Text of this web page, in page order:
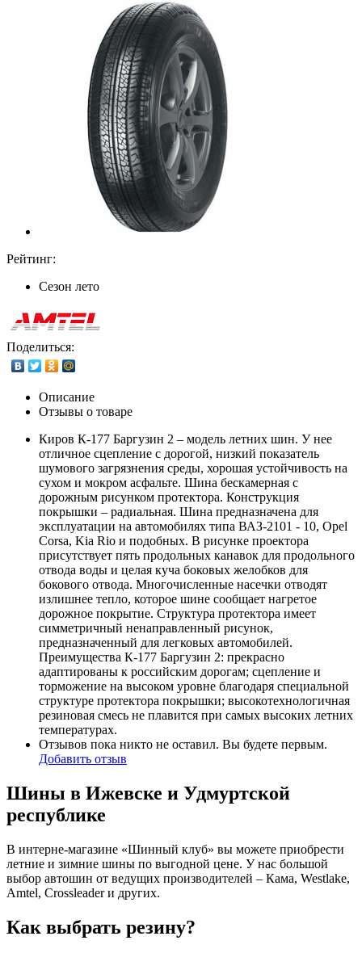
Рейтинг:
Сезон лето
Поделиться:
Описание
Отзывы о товаре
Киров К-177 Баргузин 2 – модель летних шин. У нее
отличное сцепление с дорогой, низкий показатель
шумового загрязнения среды, хорошая устойчивость на
сухом и мокром асфальте. Шина бескамерная с
дорожным рисунком протектора. Конструкция
покрышки – радиальная. Шина предназначена для
эксплуатации на автомобилях типа ВАЗ-2101 - 10, Opel
Corsa, Kia Rio и подобных. В рисунке проектора
присутствует пять продольных канавок для продольного
отвода воды и целая куча боковых желобков для
бокового отвода. Многочисленные насечки отводят
излишнее тепло, которое шине сообщает нагретое
дорожное покрытие. Структура протектора имеет
симметричный ненаправленный рисунок,
предназначенный для легковых автомобилей.
Преимущества К-177 Баргузин 2: прекрасно
адаптированы к российским дорогам; сцепление и
торможение на высоком уровне благодаря специальной
структуре протектора покрышки; высокотехнологичная
резиновая смесь не плавится при самых высоких летних
температурах.
Отзывов пока никто не оставил. Вы будете первым.
Добавить отзыв
Шины в Ижевске и Удмуртской
республике
В интерне-магазине «Шинный клуб» вы можете приобрести
летние и зимние шины по выгодной цене. У нас большой
выбор автошин от ведущих производителей – Кама, Westlake,
Amtel, Crossleader и других.
Как выбрать резину?